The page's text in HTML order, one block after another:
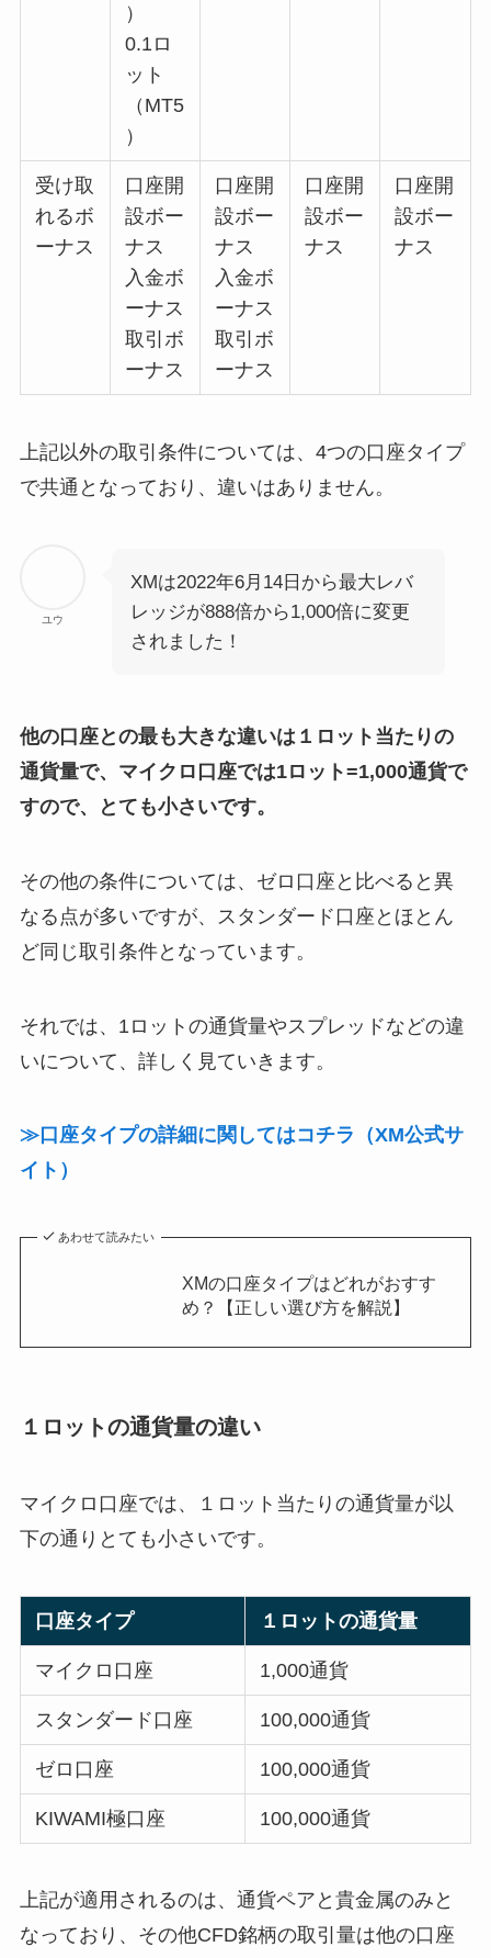
）
0.1ロ
ット
（MT5
）
受け取
れるボ
ーナス
口座開
設ボー
ナス
入金ボ
ーナス
取引ボ
ーナス
口座開
設ボー
ナス
入金ボ
ーナス
取引ボ
ーナス
口座開
設ボー
ナス
口座開
設ボー
ナス
上記以外の取引条件については、4つの口座タイプ
で共通となっており、違いはありません。
ユウ
XMは2022年6月14日から最大レバ
レッジが888倍から1,000倍に変更
されました！
他の口座との最も大きな違いは１ロット当たりの
通貨量で、マイクロ口座では1ロット=1,000通貨で
すので、とても小さいです。
その他の条件については、ゼロ口座と比べると異
なる点が多いですが、スタンダード口座とほとん
ど同じ取引条件となっています。
それでは、1ロットの通貨量やスプレッドなどの違
いについて、詳しく見ていきます。
≫口座タイプの詳細に関してはコチラ（XM公式サ
イト）
あわせて読みたい
XMの口座タイプはどれがおすす
め？【正しい選び方を解説】
１ロットの通貨量の違い
マイクロ口座では、１ロット当たりの通貨量が以
下の通りとても小さいです。
口座タイプ １ロットの通貨量
マイクロ口座 1,000通貨
スタンダード口座 100,000通貨
ゼロ口座 100,000通貨
KIWAMI極口座 100,000通貨
上記が適用されるのは、通貨ペアと貴金属のみと
なっており、その他CFD銘柄の取引量は他の口座